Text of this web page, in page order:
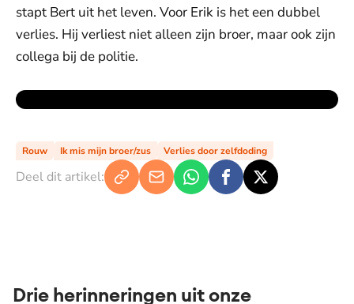
stapt Bert uit het leven. Voor Erik is het een dubbel
verlies. Hij verliest niet alleen zijn broer, maar ook zijn
collega bij de politie.
Rouw Ik mis mijn broer/zus Verlies door zelfdoding
Deel dit artikel:
Drie herinneringen uit onze